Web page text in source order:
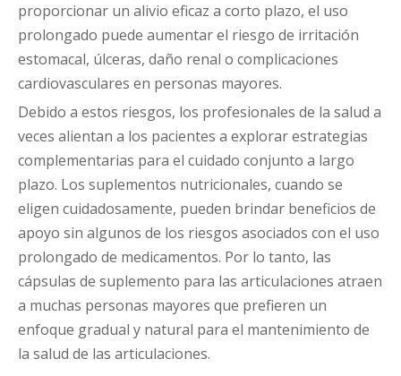
proporcionar un alivio eficaz a corto plazo, el uso
prolongado puede aumentar el riesgo de irritación
estomacal, úlceras, daño renal o complicaciones
cardiovasculares en personas mayores.
Debido a estos riesgos, los profesionales de la salud a
veces alientan a los pacientes a explorar estrategias
complementarias para el cuidado conjunto a largo
plazo. Los suplementos nutricionales, cuando se
eligen cuidadosamente, pueden brindar beneficios de
apoyo sin algunos de los riesgos asociados con el uso
prolongado de medicamentos. Por lo tanto, las
cápsulas de suplemento para las articulaciones atraen
a muchas personas mayores que prefieren un
enfoque gradual y natural para el mantenimiento de
la salud de las articulaciones.